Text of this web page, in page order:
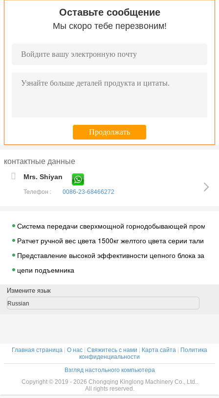
Оставьте сообщение
Мы скоро тебе перезвоним!
контактные данные
Mrs. Shiyan
Телефон : 0086-23-68466272
Система передачи сверхмощной горнодобывающей
Ратчет ручной вес цвета 1500кг желтого цвета серии тали с
Представление высокой эффективности цепного блока
цепи подъемника
Блок серии ХСК цепной
Таль с цепью рычага ХСХ 616, поднимаясь оборудование
Вагонетка луча серии ГКЛ-А зацепленная прогоном крюк
Измените язык
Russian
Главная страница | О нас | Свяжитесь с нами | Карта сайта | Политика
конфиденциальности
Взгляд настольного компьютера
Copyright © 2019 - 2026 Chongqing Kinglong Machinery Co., Ltd..
All rights reserved.